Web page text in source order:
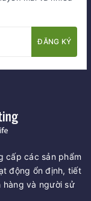
ĐĂNG KÝ
cấp các sản phẩm
động ổn định, tiết
hàng và người sử